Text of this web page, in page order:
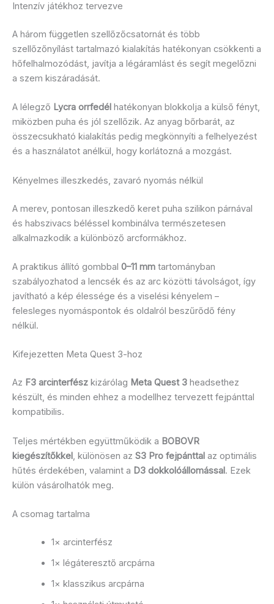
Intenzív játékhoz tervezve
A három független szellőzőcsatornát és több
szellőzőnyílást tartalmazó kialakítás hatékonyan csökkenti a
hőfelhalmozódást, javítja a légáramlást és segít megelőzni
a szem kiszáradását.
A lélegző Lycra orrfedél hatékonyan blokkolja a külső fényt,
miközben puha és jól szellőzik. Az anyag bőrbarát, az
összecsukható kialakítás pedig megkönnyíti a felhelyezést
és a használatot anélkül, hogy korlátozná a mozgást.
Kényelmes illeszkedés, zavaró nyomás nélkül
A merev, pontosan illeszkedő keret puha szilikon párnával
és habszivacs béléssel kombinálva természetesen
alkalmazkodik a különböző arcformákhoz.
A praktikus állító gombbal 0–11 mm tartományban
szabályozhatod a lencsék és az arc közötti távolságot, így
javítható a kép élessége és a viselési kényelem –
felesleges nyomáspontok és oldalról beszűrődő fény
nélkül.
Kifejezetten Meta Quest 3-hoz
Az F3 arcinterfész kizárólag Meta Quest 3 headsethez
készült, és minden ehhez a modellhez tervezett fejpánttal
kompatibilis.
Teljes mértékben együttműködik a BOBOVR
kiegészítőkkel , különösen az S3 Pro fejpánttal az optimális
hűtés érdekében, valamint a D3 dokkolóállomással. Ezek
külön vásárolhatók meg.
A csomag tartalma
1× arcinterfész
1× légáteresztő arcpárna
1× klasszikus arcpárna